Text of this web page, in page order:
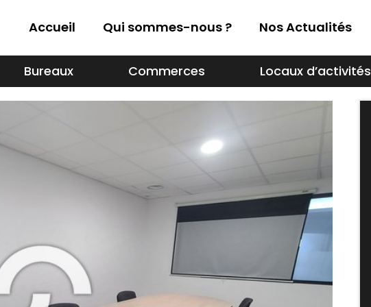
Accueil Qui sommes-nous ? Nos Actualités
Bureaux Commerces Locaux d’activités